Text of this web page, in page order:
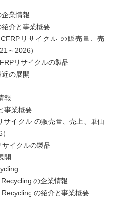
の企業情報
の紹介と事業概要
～2026）
CFRPリサイクルの製品
最近の展開
報
と事業概要
リサイクルの製品
開
Recycling の企業情報
Recycling の紹介と事業概要